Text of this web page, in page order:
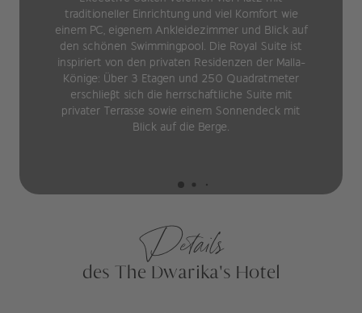
traditioneller Einrichtung und viel Komfort wie
einem PC, eigenem Ankleidezimmer und Blick auf
den schönen Swimmingpool. Die Royal Suite ist
inspiriert von den privaten Residenzen der Malla-
Könige: Über 3 Etagen und 250 Quadratmeter
erschließt sich die herrschaftliche Suite mit
privater Terrasse sowie einem Sonnendeck mit
Blick auf die Berge.
Details
des The Dwarika's Hotel